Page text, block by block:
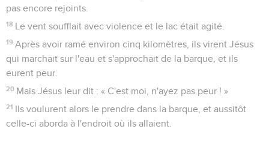
pas encore rejoints.
18 Le vent soufflait avec violence et le lac était agité.
19 Après avoir ramé environ cinq kilomètres, ils virent Jésus
qui marchait sur l'eau et s'approchait de la barque, et ils
eurent peur.
20 Mais Jésus leur dit : « C'est moi, n'ayez pas peur ! »
21 Ils voulurent alors le prendre dans la barque, et aussitôt
celle-ci aborda à l'endroit où ils allaient.